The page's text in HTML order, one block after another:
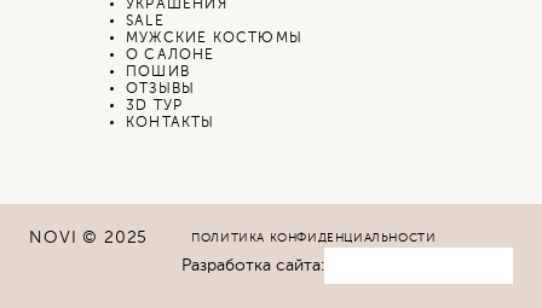
УКРАШЕНИЯ
SALE
МУЖСКИЕ КОСТЮМЫ
О САЛОНЕ
ПОШИВ
ОТЗЫВЫ
3D ТУР
КОНТАКТЫ
NOVI © 2025 ПОЛИТИКА КОНФИДЕНЦИАЛЬНОСТИ
Разработка сайта: